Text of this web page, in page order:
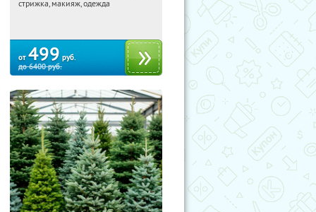
стрижка, макияж, одежда
от 499 руб.
до6400руб.